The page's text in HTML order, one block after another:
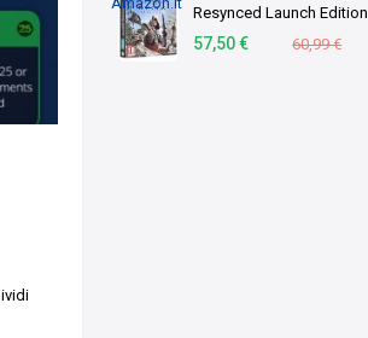
Resynced Launch Edition
(PS5)
57,50 € 60,99 €